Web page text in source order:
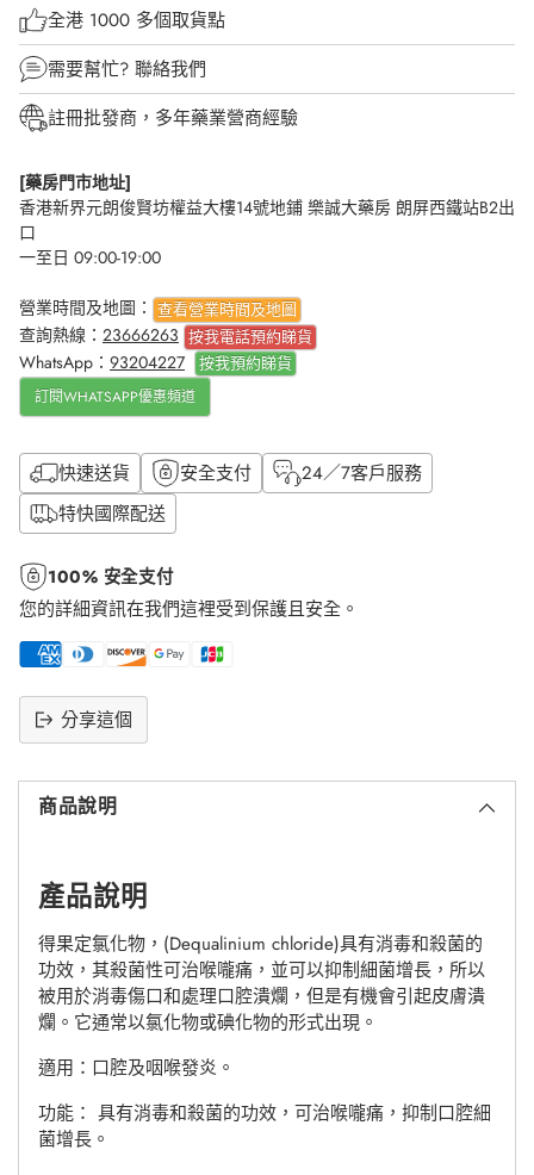
全港 1000 多個取貨點
需要幫忙? 聯絡我們
註冊批發商，多年藥業營商經驗
[藥房門市地址]
香港新界元朗俊賢坊權益大樓14號地鋪 樂誠大藥房 朗屏西鐵站B2出
口
一至日 09:00-19:00
營業時間及地圖： 查看營業時間及地圖
查詢熱線： 23666263 按我電話預約睇貨
WhatsApp： 93204227 按我預約睇貨
訂閱WHATSAPP優惠頻道
快速送貨 安全支付
24／7客戶服務
特快國際配送
100% 安全支付
您的詳細資訊在我們這裡受到保護且安全。
分享這個
產
商品說明
產品說明
得果定氯化物，(Dequalinium chloride)具有消毒和殺菌的
功效，其殺菌性可治喉嚨痛，並可以抑制細菌增長，所以
被用於消毒傷口和處理口腔潰爛，但是有機會引起皮膚潰
爛。它通常以氯化物或碘化物的形式出現。
適用：口腔及咽喉發炎。
功能： 具有消毒和殺菌的功效，可治喉嚨痛，抑制口腔細
菌增長。